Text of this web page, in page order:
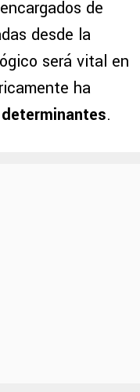
de
desde la
será vital en
ha
.